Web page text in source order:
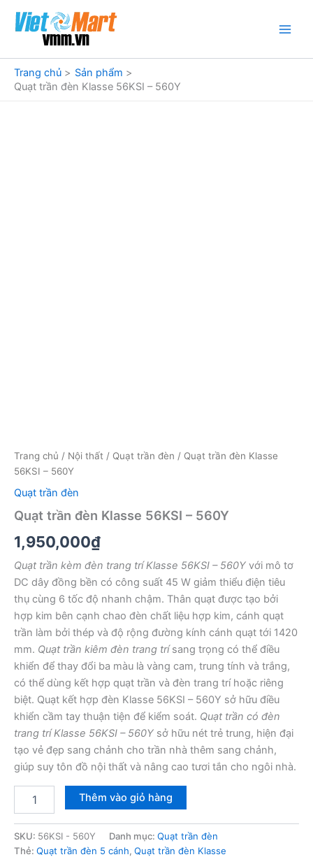
dung
Trang chủ
Sản phẩm
Quạt trần đèn Klasse 56KSI – 560Y
Trang chủ / Nội thất / Quạt trần đèn / Quạt trần đèn Klasse
56KSI – 560Y
Quạt trần đèn
Quạt trần đèn Klasse 56KSI – 560Y
1,950,000₫
Quạt trần kèm đèn trang trí Klasse 56KSI – 560Y với mô tơ
DC dây đồng bền có công suất 45 W giảm thiểu điện tiêu
thụ cùng 6 tốc độ nhanh chậm. Thân quạt được tạo bởi
hợp kim bên cạnh chao đèn chất liệu hợp kim, cánh quạt
trần làm bởi thép và độ rộng đường kính cánh quạt tới 1420
mm. Quạt trần kiêm đèn trang trísang trọng có thể điều
khiển để thay đổi ba màu là vàng cam, trung tính và trắng,
có thể dùng kết hợp quạt trần và đèn trang trí hoặc riêng
biệt. Quạt kết hợp đèn Klasse 56KSI – 560Y sở hữu điều
khiển cầm tay thuận tiện để kiểm soát. Quạt trần có đèn
trang trí Klasse 56KSI – 560Y sở hữu nét trẻ trung, hiện đại
tạo vẻ đẹp sang chảnh cho trần nhà thêm sang chảnh,
giúp suy tôn đồ nội thất và nâng cao tươi tắn cho ngôi nhà.
Klasse
56KSI
Thêm vào giỏ hàng
SKU: 56KSI - 560Y Danh mục: Quạt trần đèn
Thẻ: Quạt trần đèn 5 cánh, Quạt trần đèn Klasse